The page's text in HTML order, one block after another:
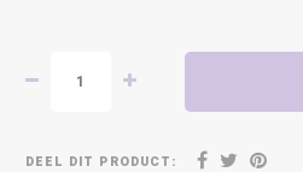
DEEL DIT PRODUCT: